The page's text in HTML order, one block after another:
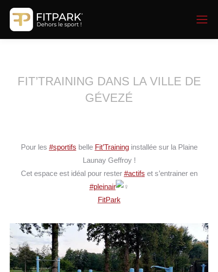
FIT’TRAINING DANS LA VILLE DE
GÉVEZÉ
Pour les #sportifs belle Fit’Traininginstallée sur la Plaine
Launay Geffroy !
Cet espace est idéal pour rester #actifs et s’entrainer en
#pleinair
FitPark